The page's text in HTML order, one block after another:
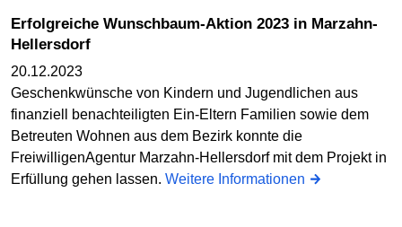
Erfolgreiche Wunschbaum-Aktion 2023 in Marzahn-
Hellersdorf
20.12.2023
Geschenkwünsche von Kindern und Jugendlichen aus
finanziell benachteiligten Ein-Eltern Familien sowie dem
Betreuten Wohnen aus dem Bezirk konnte die
FreiwilligenAgentur Marzahn-Hellersdorf mit dem Projekt in
Erfüllung gehen lassen. Weitere Informationen